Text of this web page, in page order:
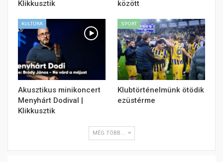
Klikkusztik között
KULTÚRA
Akusztikus minikoncert
Menyhárt Dodival |
Klikkusztik
SPORT
Klubtörténelmünk ötödik
ezüstérme
MÉG TÖBB...